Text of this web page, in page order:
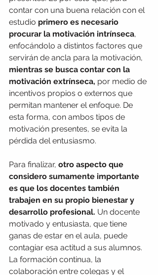
contar con una buena relación con el
estudio primero es necesario
procurar la motivación intrínseca,
enfocándolo a distintos factores que
servirán de ancla para la motivación,
mientras se busca contar con la
motivación extrínseca, por medio de
incentivos propios o externos que
permitan mantener el enfoque. De
esta forma, con ambos tipos de
motivación presentes, se evita la
pérdida del entusiasmo.
Para finalizar, otro aspecto que
considero sumamente importante
es que los docentes también
trabajen en su propio bienestar y
desarrollo profesional. Un docente
motivado y entusiasta, que tiene
ganas de estar en el aula, puede
contagiar esa actitud a sus alumnos.
La formación continua, la
colaboración entre colegas y el